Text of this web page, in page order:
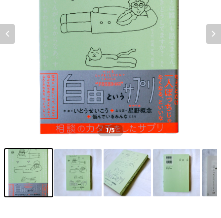
1/5